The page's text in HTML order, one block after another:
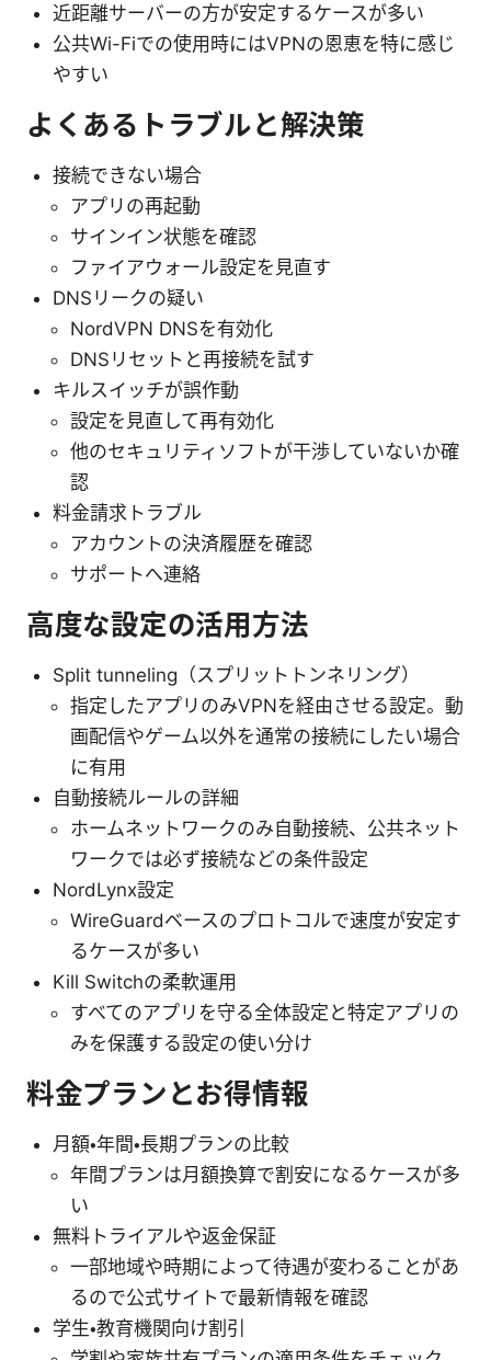
近距離サーバーの方が安定するケースが多い
公共Wi-Fiでの使用時にはVPNの恩恵を特に感じ
やすい
よくあるトラブルと解決策
接続できない場合
アプリの再起動
サインイン状態を確認
ファイアウォール設定を見直す
DNSリークの疑い
NordVPN DNSを有効化
DNSリセットと再接続を試す
キルスイッチが誤作動
設定を見直して再有効化
他のセキュリティソフトが干渉していないか確
認
料金請求トラブル
アカウントの決済履歴を確認
サポートへ連絡
高度な設定の活用方法
Split tunneling（スプリットトンネリング）
指定したアプリのみVPNを経由させる設定。動
画配信やゲーム以外を通常の接続にしたい場合
に有用
自動接続ルールの詳細
ホームネットワークのみ自動接続、公共ネット
ワークでは必ず接続などの条件設定
NordLynx設定
WireGuardベースのプロトコルで速度が安定す
るケースが多い
Kill Switchの柔軟運用
すべてのアプリを守る全体設定と特定アプリの
みを保護する設定の使い分け
料金プランとお得情報
月額・年間・長期プランの比較
年間プランは月額換算で割安になるケースが多
い
無料トライアルや返金保証
一部地域や時期によって待遇が変わることがあ
るので公式サイトで最新情報を確認
学生・教育機関向け割引